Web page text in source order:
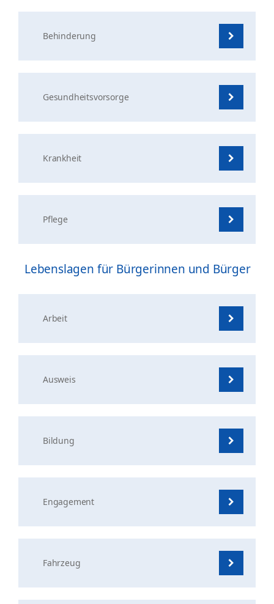
Behinderung
Gesundheitsvorsorge
Krankheit
Pflege
Lebenslagen für Bürgerinnen und Bürger
Arbeit
Ausweis
Bildung
Engagement
Fahrzeug